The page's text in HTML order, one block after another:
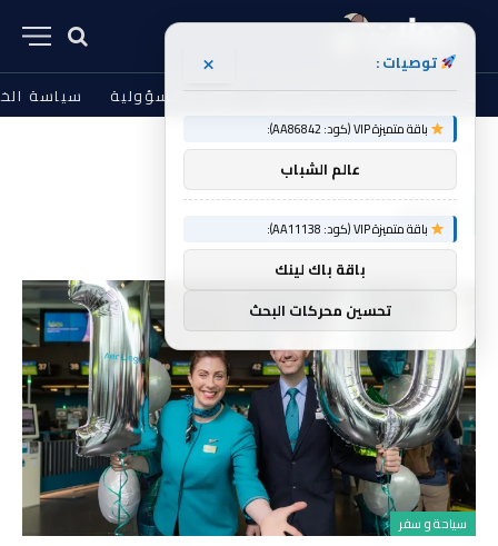
من نحن الشروط والأحكام إخلاء المسؤولية سياسة
الرئيسية »
Avios
AVIOS
سياحة و سفر
توصيات : ×
باقة متميزة VIP (كود: AA86842):
عالم الشباب
باقة متميزة VIP (كود: AA11138):
باقة باك لينك
تحسين محركات البحث